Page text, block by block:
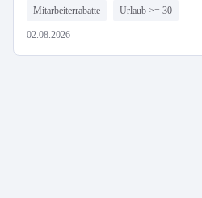
Mitarbeiterrabatte Urlaub >= 30
02.08.2026